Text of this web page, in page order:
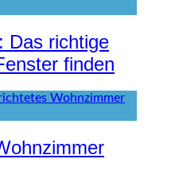
Das richtige
finden